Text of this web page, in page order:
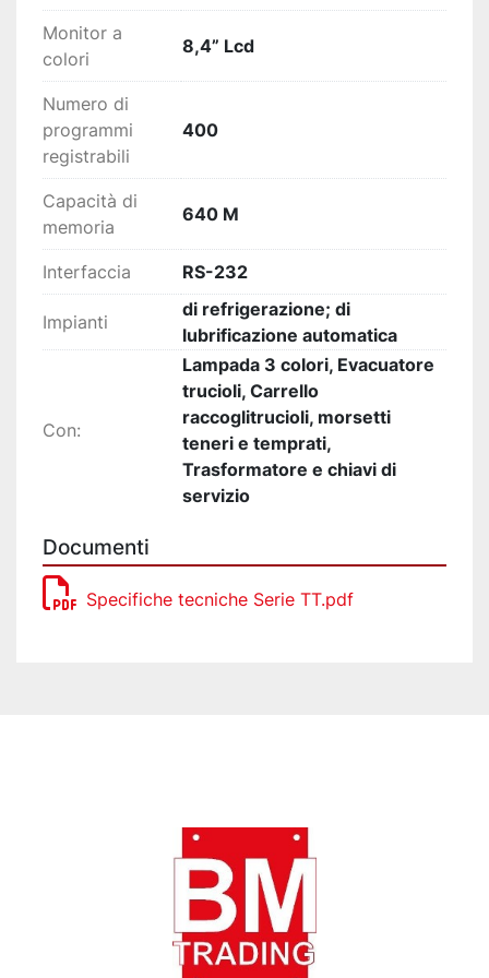
Monitor a
colori
8,4” Lcd
Numero di
programmi
registrabili
400
Capacità di
memoria
640 M
Interfaccia RS-232
Impianti
di refrigerazione; di
lubrificazione automatica
Con:
Lampada 3 colori, Evacuatore
trucioli, Carrello
raccoglitrucioli, morsetti
teneri e temprati,
Trasformatore e chiavi di
servizio
Documenti
Specifiche tecniche Serie TT.pdf